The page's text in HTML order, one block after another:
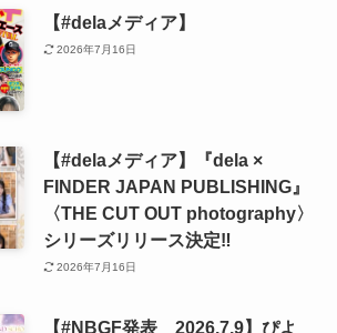
【#delaメディア】
2026年7月16日
【#delaメディア】『dela ×
FINDER JAPAN PUBLISHING』
〈THE CUT OUT photography〉
シリーズリリース決定‼️
2026年7月16日
【#NBGF発表 2026.7.9】ぴよ